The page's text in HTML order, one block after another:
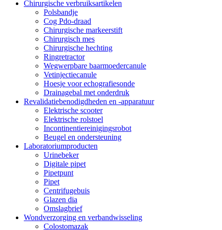
Chirurgische verbruiksartikelen
Polsbandje
Cog Pdo-draad
Chirurgische markeerstift
Chirurgisch mes
Chirurgische hechting
Ringretractor
Wegwerpbare baarmoedercanule
Vetinjectiecanule
Hoesje voor echografiesonde
Drainagebal met onderdruk
Revalidatiebenodigdheden en -apparatuur
Elektrische scooter
Elektrische rolstoel
Incontinentiereinigingsrobot
Beugel en ondersteuning
Laboratoriumproducten
Urinebeker
Digitale pipet
Pipetpunt
Pipet
Centrifugebuis
Glazen dia
Omslagbrief
Wondverzorging en verbandwisseling
Colostomazak